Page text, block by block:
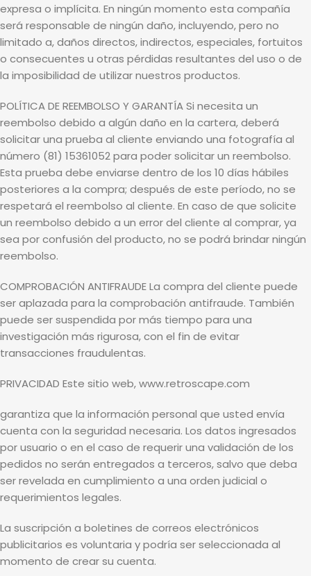
expresa o implícita. En ningún momento esta compañía
será responsable de ningún daño, incluyendo, pero no
limitado a, daños directos, indirectos, especiales, fortuitos
o consecuentes u otras pérdidas resultantes del uso o de
la imposibilidad de utilizar nuestros productos.
POLÍTICA DE REEMBOLSO Y GARANTÍA Si necesita un
reembolso debido a algún daño en la cartera, deberá
solicitar una prueba al cliente enviando una fotografía al
número (81) 15361052 para poder solicitar un reembolso.
Esta prueba debe enviarse dentro de los 10 días hábiles
posteriores a la compra; después de este período, no se
respetará el reembolso al cliente. En caso de que solicite
un reembolso debido a un error del cliente al comprar, ya
sea por confusión del producto, no se podrá brindar ningún
reembolso.
COMPROBACIÓN ANTIFRAUDE La compra del cliente puede
ser aplazada para la comprobación antifraude. También
puede ser suspendida por más tiempo para una
investigación más rigurosa, con el fin de evitar
transacciones fraudulentas.
PRIVACIDAD Este sitio web, www.retroscape.com
garantiza que la información personal que usted envía
cuenta con la seguridad necesaria. Los datos ingresados
por usuario o en el caso de requerir una validación de los
pedidos no serán entregados a terceros, salvo que deba
ser revelada en cumplimiento a una orden judicial o
requerimientos legales.
La suscripción a boletines de correos electrónicos
publicitarios es voluntaria y podría ser seleccionada al
momento de crear su cuenta.